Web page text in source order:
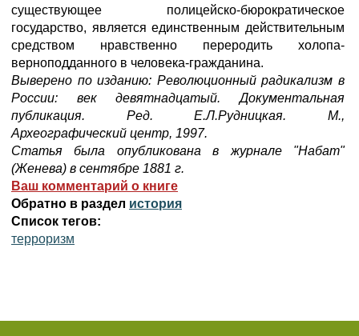
существующее полицейско-бюрократическое
государство, является единственным действительным
cpeдcтвом нравственно переродить холопа-
верноподданного в человека-гражданина.
Выверено по изданию: Революционный радикализм в
России: век девятнадцатый. Документальная
публикация. Ред. Е.Л.Рудницкая. М.,
Археографический центр, 1997.
Cтатья была опубликована в журнале "Набат"
(Женева) в сентябре 1881 г.
Ваш комментарий о книге
Обратно в раздел история
Список тегов:
терроризм